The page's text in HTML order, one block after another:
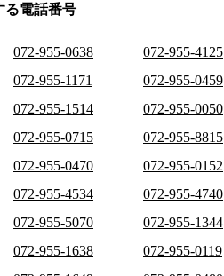
る電話番号
072-955-0638 072-955-4125
072-955-1171 072-955-0459
072-955-1514 072-955-0050
072-955-0715 072-955-8815
072-955-0470 072-955-0152
072-955-4534 072-955-4740
072-955-5070 072-955-1344
072-955-1638 072-955-0119